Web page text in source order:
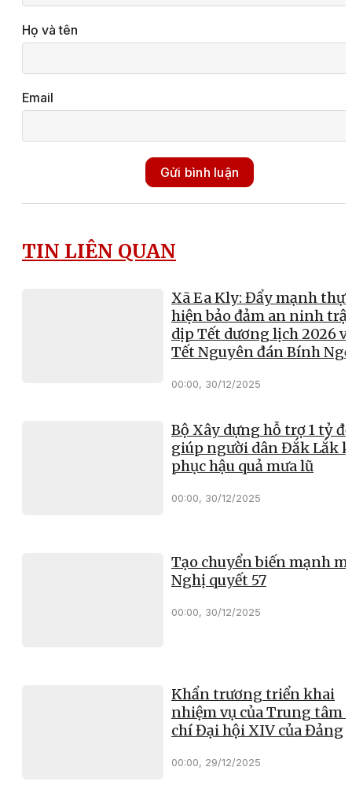
Họ và tên
Email
Gửi bình luận
TIN LIÊN QUAN
Xã Ea Kly: Đẩy mạnh thực
hiện bảo đảm an ninh
dịp Tết dương lịch 2026
Tết Nguyên đán Bính Ngọ
00:00, 30/12/2025
Bộ Xây dựng hỗ trợ 1 tỷ
giúp người dân Đắk Lắk
phục hậu quả mưa lũ
00:00, 30/12/2025
Tạo chuyển biến mạnh
Nghị quyết 57
00:00, 30/12/2025
Khẩn trương triển khai
nhiệm vụ của Trung tâm
chí Đại hội XIV của Đảng
00:00, 29/12/2025